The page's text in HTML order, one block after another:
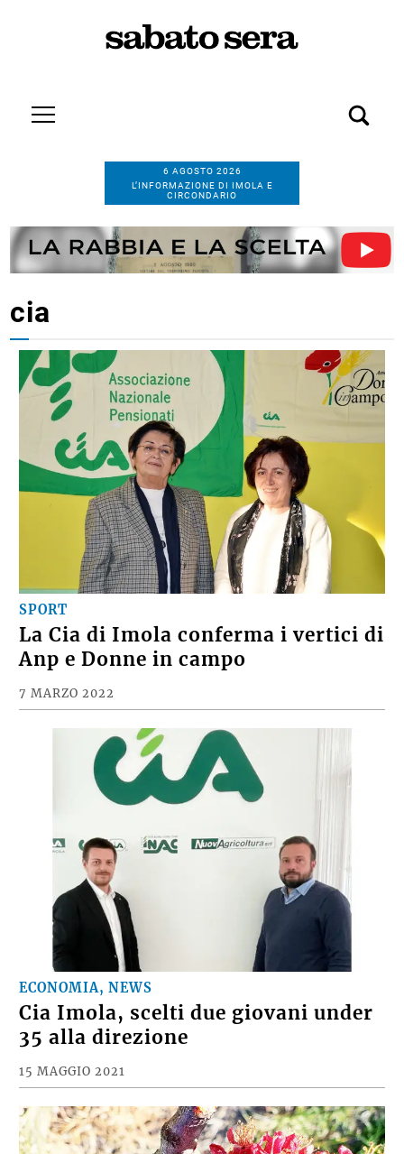
6 AGOSTO 2026
L’INFORMAZIONE DI IMOLA E
CIRCONDARIO
cia
SPORT
La Cia di Imola conferma i vertici di
Anp e Donne in campo
7 MARZO 2022
ECONOMIA, NEWS
Cia Imola, scelti due giovani under
35 alla direzione
15 MAGGIO 2021